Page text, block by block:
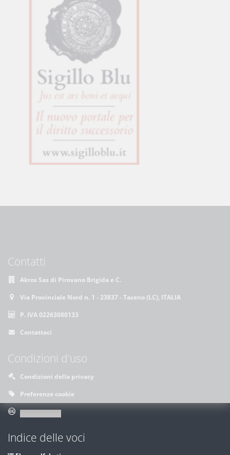
Contatti
Akros Sas di Pirovano Brigida e C.
Via Provinciale Nord n. 1 - 23837 - Taceno (LC), ITALIA
P. IVA 02263080133
Contattaci
Condizioni d'uso
Condizioni della privacy
Preferenze cookie
Indice delle voci